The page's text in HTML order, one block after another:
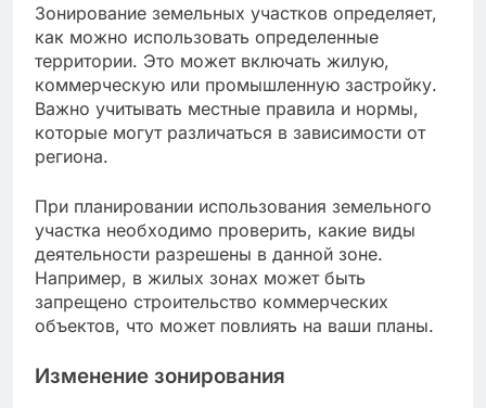
Зонирование земельных участков определяет,
как можно использовать определенные
территории. Это может включать жилую,
коммерческую или промышленную застройку.
Важно учитывать местные правила и нормы,
которые могут различаться в зависимости от
региона.
При планировании использования земельного
участка необходимо проверить, какие виды
деятельности разрешены в данной зоне.
Например, в жилых зонах может быть
запрещено строительство коммерческих
объектов, что может повлиять на ваши планы.
Изменение зонирования